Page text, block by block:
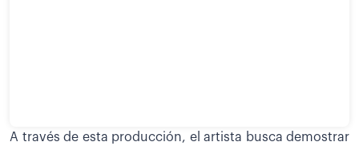
A través de esta producción, el artista busca demostrar